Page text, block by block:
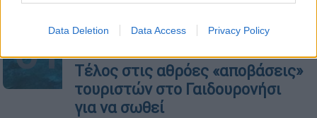
Data Deletion Data Access Privacy Policy
01
Τέλος στις αθρόες «αποβάσεις»
τουριστών στο Γαιδουρονήσι
για να σωθεί